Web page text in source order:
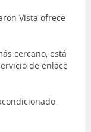
Vista ofrece
cercano, está
de enlace